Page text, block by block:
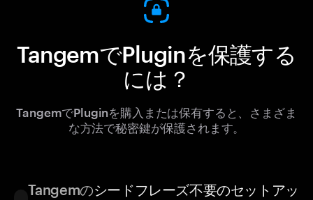
TangemでPluginを保護する
には？
TangemでPluginを購入または保有すると、さまざま
な方法で秘密鍵が保護されます。
Tangemのシードフレーズ不要のセットアッ